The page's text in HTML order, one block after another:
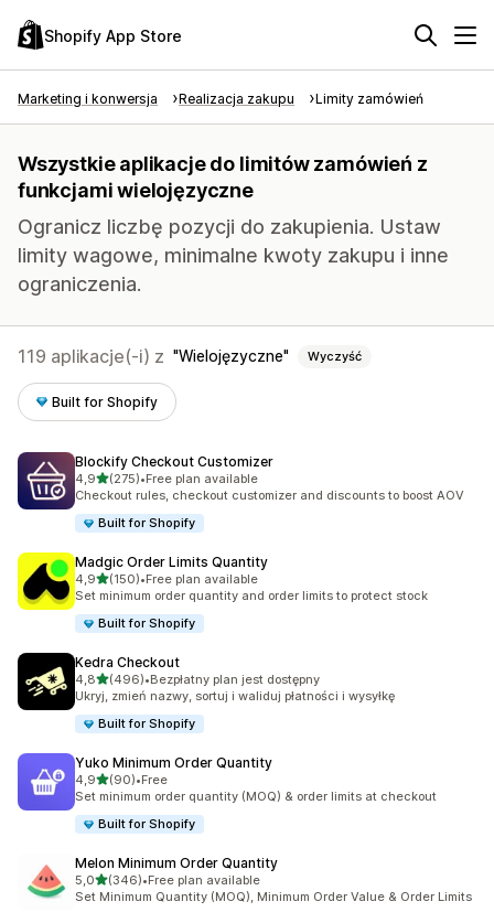
Shopify App Store
Marketing i konwersja Realizacja zakupu Limity zamówień
Wszystkie aplikacje do limitów zamówień z
funkcjami wielojęzyczne
Ogranicz liczbę pozycji do zakupienia. Ustaw
limity wagowe, minimalne kwoty zakupu i inne
ograniczenia.
119 aplikacje(-i) z Wielojęzyczne Wyczyść
Built for Shopify
Blockify Checkout Customizer
4,9na 5 gwiazdek
(275)
Łączna liczba recenzji: 275
•Free plan available
Checkout rules, checkout customizer and discounts to boost AOV
Built for Shopify
Madgic Order Limits Quantity
4,9na 5 gwiazdek
(150)
Łączna liczba recenzji: 150
•Free plan available
Set minimum order quantity and order limits to protect stock
Built for Shopify
Kedra Checkout
4,8na 5 gwiazdek
(496)
Łączna liczba recenzji: 496
•Bezpłatny plan jest dostępny
Ukryj, zmień nazwy, sortuj i waliduj płatności i wysyłkę
Built for Shopify
Yuko Minimum Order Quantity
4,9na 5 gwiazdek
(90)
Łączna liczba recenzji: 90
•Free
Set minimum order quantity (MOQ) & order limits at checkout
Built for Shopify
Melon Minimum Order Quantity
5,0na 5 gwiazdek
(346)
Łączna liczba recenzji: 346
•Free plan available
Set Minimum Quantity (MOQ), Minimum Order Value & Order Limits